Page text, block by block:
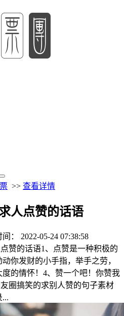
>> 查看详情
人点赞的话语
间： 2022-05-24 07:38:58
赞的话语1、点赞是一种积极的
你发财的小手指，举手之劳，
的情怀！4、赞一个吧！你赞我
圈搞笑的求别人赞的句子素材
...